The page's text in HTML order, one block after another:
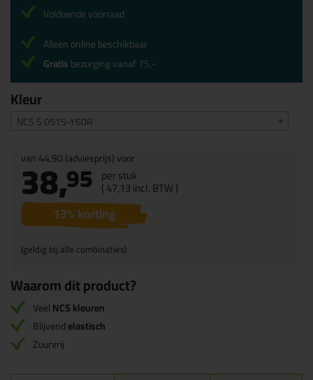
Kleur
NCS S 0515-Y60R
van44,90(adviesprijs) voor
38,95 per stuk
(47,13incl. BTW )
13% korting
(geldig bij alle combinaties)
Voldoende voorraad
Alleen online beschikbaar
Gratisbezorging vanaf 75,-
Waarom dit product?
VeelNCS kleuren
Blijvendelastisch
Zuurvrij